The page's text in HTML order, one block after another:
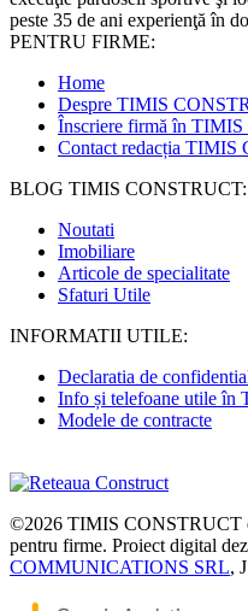
peste 35 de ani experienţă în
PENTRU FIRME:
Home
Despre TIMIS
Înscriere firmă în
Contact redacția TIMIS
BLOG TIMIS CONSTRUCT:
Noutati
Imobiliare
Articole de specialitate
Sfaturi Utile
INFORMATII UTILE:
Declaratia de
Info și telefoane utile în
Modele de contracte
©2026 TIMIS CONSTRUCT
pentru firme. Proiect digital
COMMUNICATIONS SRL,